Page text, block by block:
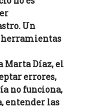
Un
herramientas
Marta Díaz, el
errores,
no funciona,
entender las